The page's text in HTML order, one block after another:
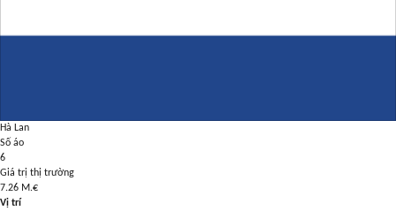
Hà Lan
Số áo
6
Giá trị thị trường
7.26 M.€
Vị trí